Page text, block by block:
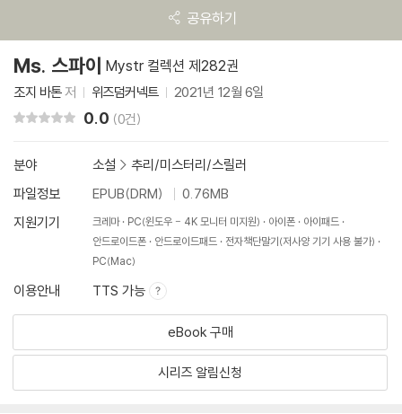
공유하기
Ms. 스파이 Mystr 컬렉션 제282권
조지 바톤저 위즈덤커넥트 2021년 12월 6일
0.0 (0건)
분야 소설 > 추리/미스터리/스릴러
파일정보
EPUB(DRM)
0.76MB
지원기기
크레마 PC(윈도우 - 4K 모니터 미지원) 아이폰
아이패드
안드로이드폰
안드로이드패드
전자책단말기(저사양 기기 사용 불가)
PC(Mac)
이용안내 TTS 가능
eBook 구매
시리즈 알림신청